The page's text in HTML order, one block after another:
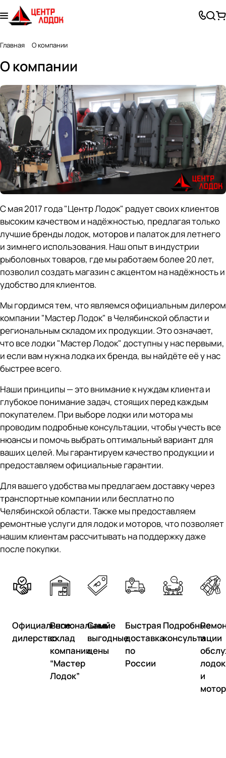
Главная О компании
О компании
С мая 2017 года "Центр Лодок" радует своих клиентов
высоким качеством и надёжностью, предлагая только
лучшие бренды лодок, моторов и палаток для летнего
и зимнего использования. Наш опыт в индустрии
рыболовных товаров, где мы работаем более 20 лет,
позволил создать магазин с акцентом на надёжность и
удобство для клиентов.
Мы гордимся тем, что являемся официальным дилером
компании "Мастер Лодок" в Челябинской области и
региональным складом их продукции. Это означает,
что все лодки "Мастер Лодок" доступны у нас первыми,
и если вам нужна лодка их бренда, вы найдёте её у нас
быстрее всего.
Наши принципы — это внимание к нуждам клиента и
глубокое понимание задач, стоящих перед каждым
покупателем. При выборе лодки или мотора мы
проводим подробные консультации, чтобы учесть все
нюансы и помочь выбрать оптимальный вариант для
ваших целей. Мы гарантируем качество продукции и
предоставляем официальные гарантии.
Для вашего удобства мы предлагаем доставку через
транспортные компании или бесплатно по
Челябинской области. Также мы предоставляем
ремонтные услуги для лодок и моторов, что позволяет
нашим клиентам рассчитывать на поддержку даже
после покупки.
Официальное
дилерство
Региональный
склад
компании
“Мастер
Лодок”
Самые
выгодные
цены
Быстрая
доставка
по
России
Подробные
консультации
и
лодок
и